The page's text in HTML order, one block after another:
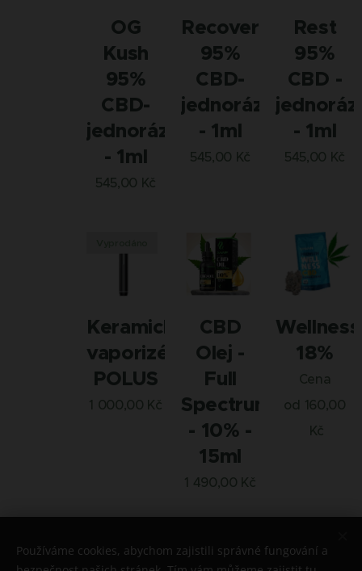
OG
Kush
95%
CBD-
jednorázovka
- 1ml
545,00 Kč
Recovery
95%
CBD-
jednorázovka
- 1ml
545,00 Kč
Rest
95%
CBD -
- 1ml
545,00 Kč
Keramický
vaporizér
POLUS
1 000,00 Kč
CBD
Olej -
Full
Spectrum
- 10% -
15ml
1 490,00 Kč
Wellness
18%
Cena
od 160,00
Kč
Používáme cookies, abychom zajistili správné fungování a